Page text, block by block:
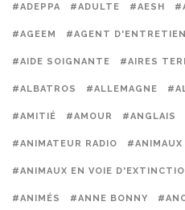
#ADEPPA #ADULTE #AESH
#AGEEM #AGENT D'ENTRETIEN
#AIDE SOIGNANTE #AIRES
#ALBATROS #ALLEMAGNE
#AMITIÉ #AMOUR #ANGLAIS
#ANIMATEUR RADIO #ANIMAUX
#ANIMAUX EN VOIE
#ANIMÉS #ANNE BONNY